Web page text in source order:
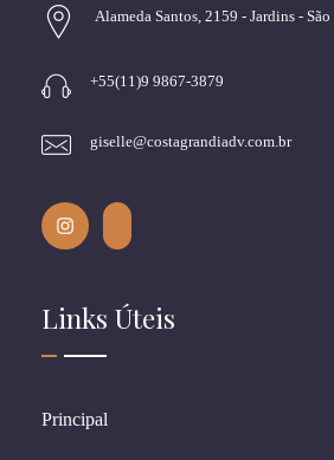
Alameda Santos, 2159 - Jardins -
+55(11)9 9867-3879
giselle@costagrandiadv.com.br
Links Úteis
Principal